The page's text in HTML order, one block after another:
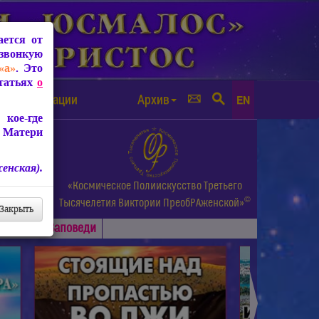
от чипизации Архив EN
«Космическое Полиискусство Третьего
Тысячелетия Виктории ПреобРАженской»©
Заповеди
от
. Это
о
где
Закрыть